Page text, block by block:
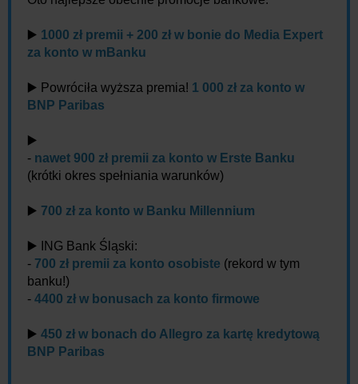
▶️ 1000 zł premii + 200 zł w bonie do Media Expert
za konto w mBanku
▶️ Powróciła wyższa premia! 1 000 zł za konto w
BNP Paribas
▶️
- nawet 900 zł premii za konto w Erste Banku
(krótki okres spełniania warunków)
▶️ 700 zł za konto w Banku Millennium
▶️ ING Bank Śląski:
- 700 zł premii za konto osobiste (rekord w tym
banku!)
- 4400 zł w bonusach za konto firmowe
▶️ 450 zł w bonach do Allegro za kartę kredytową
BNP Paribas